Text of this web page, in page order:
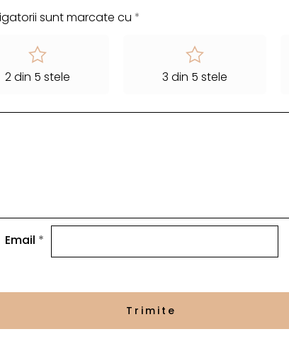
sunt marcate cu *
2 din 5 stele 3 din 5 stele
Email *